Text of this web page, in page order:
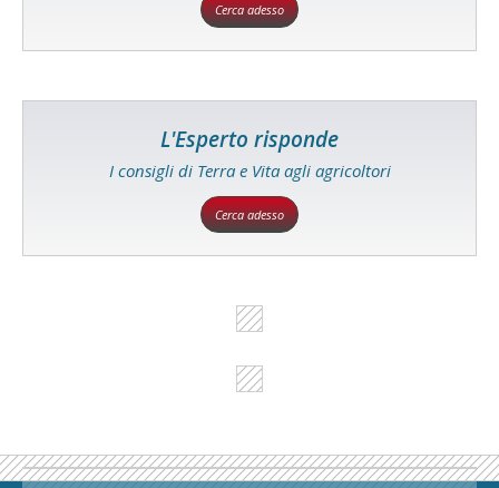
Cerca adesso
L'Esperto risponde
I consigli di Terra e Vita agli agricoltori
Cerca adesso